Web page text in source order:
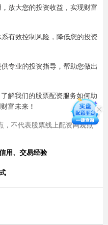
放大您的投资收益，实现财富
有效控制风险，降低您的投资
专业的投资指导，帮助您做出
解我们的股票配资服务如何助
富未来！
，不代表股票线上配资网观点
用、交易经验